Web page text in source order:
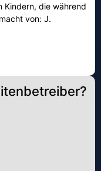
Kindern, die während
von: J.